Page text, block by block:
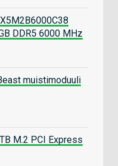
DDR5 6000 MHz
muistimoduuli
M.2 PCI Express